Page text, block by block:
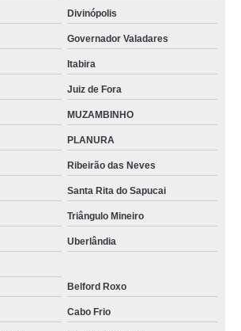
secagem Uberlândia
de Goiás
Nova Gama
Teresópolis
MUZAMBINHO
Alphaville
comprar Planaltina de Goiás
Campo das Vertentes
Grande da Serra
Ribeirão das Neves
Divinópolis
Governador Valadares
Itabira
Juiz de Fora
MUZAMBINHO
PLANURA
Ribeirão das Neves
Santa Rita do Sapucai
Triângulo Mineiro
Uberlândia
Belford Roxo
Cabo Frio